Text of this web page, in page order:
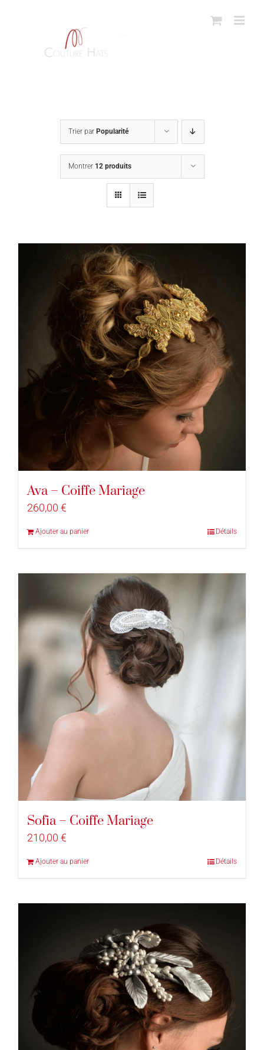
Trier par Popularité
Montrer 12 produits
Ava – Coiffe Mariage
260,00 €
Ajouter au panier Détails
Sofia – Coiffe Mariage
210,00 €
Ajouter au panier Détails